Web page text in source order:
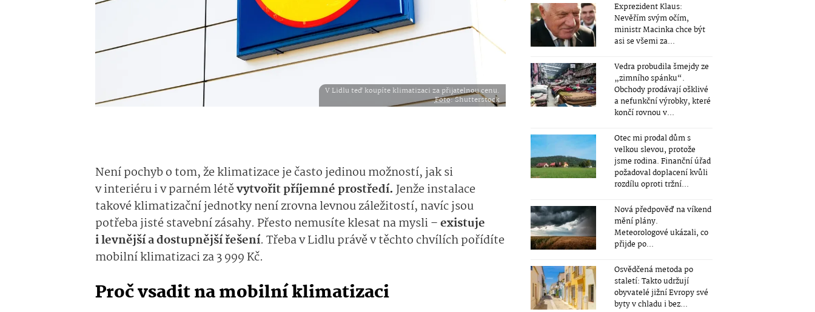
V Lidlu teď koupíte klimatizaci za přijatelnou cenu.
Foto: Shutterstock
Není pochyb o tom, že klimatizace je často jedinou možností, jak si
v interiéru i v parném létěvytvořit příjemné prostředí.Jenže instalace
takové klimatizační jednotky není zrovna levnou záležitostí, navíc jsou
potřeba jisté stavební zásahy. Přesto nemusíte klesat na mysli –existuje
i levnější a dostupnější řešení. Třeba v Lidlu právě v těchto chvílích pořídíte
mobilní klimatizaci za 3 999 Kč.
Proč vsadit na mobilní klimatizaci
Exprezident Klaus:
Nevěřím svým očím,
ministr Macinka chce být
asi se všemi za...
Vedra probudila šmejdy ze
„zimního spánku“.
Obchody prodávají ošklivé
a nefunkční výrobky, které
končí rovnou v...
Otec mi prodal dům s
velkou slevou, protože
jsme rodina. Finanční úřad
požadoval doplacení kvůli
rozdílu oproti tržní...
Nová předpověď na víkend
mění plány.
Meteorologové ukázali, co
přijde po...
Osvědčená metoda po
staletí: Takto udržují
obyvatelé jižní Evropy své
byty v chladu i bez...